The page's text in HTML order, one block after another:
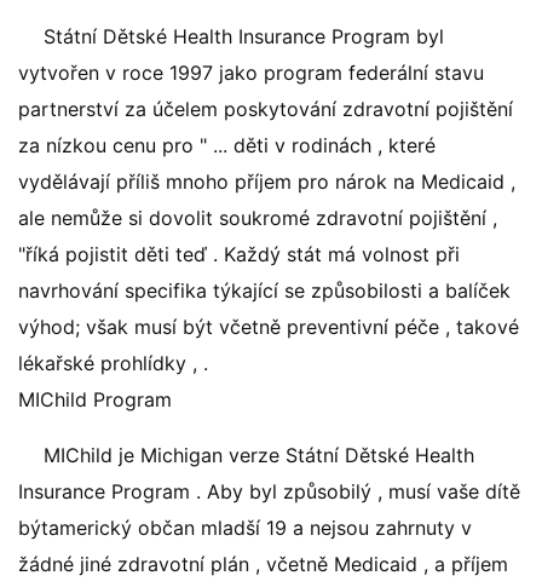
Státní Dětské Health Insurance Program byl
vytvořen v roce 1997 jako program federální stavu
partnerství za účelem poskytování zdravotní pojištění
za nízkou cenu pro " ... děti v rodinách , které
vydělávají příliš mnoho příjem pro nárok na Medicaid ,
ale nemůže si dovolit soukromé zdravotní pojištění ,
"říká pojistit děti teď . Každý stát má volnost při
navrhování specifika týkající se způsobilosti a balíček
výhod; však musí být včetně preventivní péče , takové
lékařské prohlídky , .
MIChild Program
MIChild je Michigan verze Státní Dětské Health
Insurance Program . Aby byl způsobilý , musí vaše dítě
býtamerický občan mladší 19 a nejsou zahrnuty v
žádné jiné zdravotní plán , včetně Medicaid , a příjem